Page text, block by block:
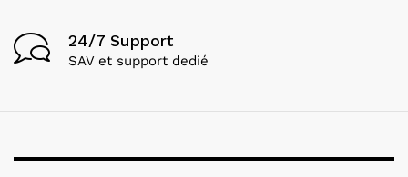
24/7 Support
SAV et support dedié